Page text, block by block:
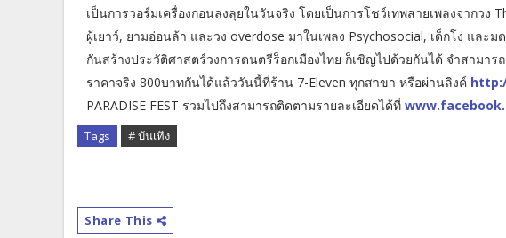
เป็นการวอร์มเครื่องก่อนลงลุยในวันจริง โดยเป็นการโชว์เทพสายเพลงจากวง
ผู้เยาว์, ยามอ่อนล้า และวง overdose มาในเพลง Psychosocial, เด็กโง่ และ
กันสร้างประวัติศาสตร์วงการดนตรีร็อกเมืองไทย ก็เชิญไปด้วยกันได้ จำสามาร
ราคาจริง 800บาทกันได้แล้ววันนี้ที่ร้าน 7-Eleven ทุกสาขา หรือผ่านลิงค์
PARADISE FEST รวมไปถึงสามารถติดตามรายละเอียดได้ที่
Tags # บันเทิง
Share This